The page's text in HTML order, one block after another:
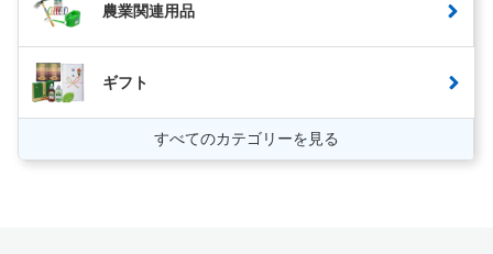
農業関連用品
ギフト
すべてのカテゴリーを見る